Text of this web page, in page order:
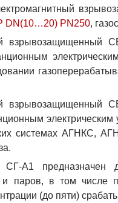
PN250,
системах АГНКС,
СГ-А1 предназначен
и паров, в том
(до пяти)